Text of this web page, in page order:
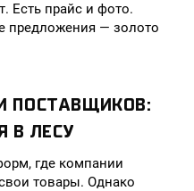
Есть прайс и фото.
предложения — золото
ПОСТАВЩИКОВ:
В ЛЕСУ
где компании
товары. Однако